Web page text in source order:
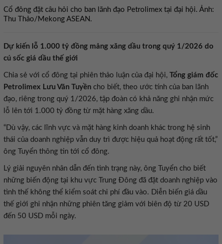
Cổ đông đặt câu hỏi cho ban lãnh đạo Petrolimex tại đại hội. Ảnh:
Thu Thảo/Mekong ASEAN.
Dự kiến lỗ 1.000 tỷ đồng mảng xăng dầu trong quý 1/2026 do
cú sốc giá dầu thế giới
Chia sẻ với cổ đông tại phiên thảo luận của đại hội, Tổng giám đốc
Petrolimex Lưu Văn Tuyền cho biết, theo ước tính của ban lãnh
đạo, riêng trong quý 1/2026, tập đoàn có khả năng ghi nhận mức
lỗ lên tới 1.000 tỷ đồng từ mặt hàng xăng dầu.
“Dù vậy, các lĩnh vực và mặt hàng kinh doanh khác trong hệ sinh
thái của doanh nghiệp vẫn duy trì được hiệu quả hoạt động rất tốt,”
ông Tuyển thông tin tới cổ đông.
Lý giải nguyên nhân dẫn đến tình trạng này, ông Tuyển cho biết
những biến động tại khu vực Trung Đông đã đặt doanh nghiệp vào
tình thế không thể kiểm soát chi phí đầu vào. Diễn biến giá dầu
thế giới ghi nhận những phiên tăng giảm với biên độ từ 20 USD
đến 50 USD mỗi ngày.